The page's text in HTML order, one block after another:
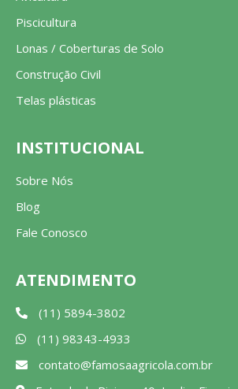
Piscicultura
Lonas / Coberturas de Solo
Construção Civil
Telas plásticas
INSTITUCIONAL
Sobre Nós
Blog
Fale Conosco
ATENDIMENTO
(11) 5894-3802
(11) 98343-4933
contato@famosaagricola.com.br